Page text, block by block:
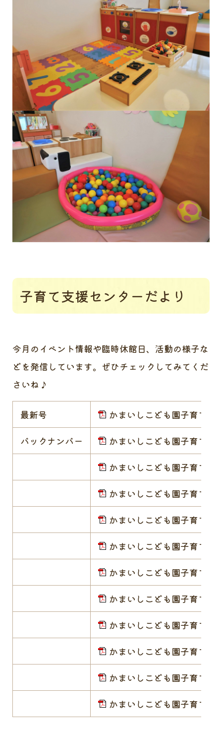
子育て支援センターだより
今月のイベント情報や臨時休館日、活動の様子な
どを発信しています。ぜひチェックしてみてくだ
さいね♪
最新号 かまいしこども園子育て
バックナンバー かまいしこども園子育て
かまいしこども園子育て
かまいしこども園子育て
かまいしこども園子育て
かまいしこども園子育て
かまいしこども園子育て
かまいしこども園子育て
かまいしこども園子育て
かまいしこども園子育て
かまいしこども園子育て
かまいしこども園子育て